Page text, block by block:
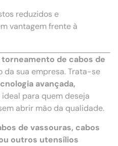
reduzidos e
vantagem frente à
torneamento de cabos de
da sua empresa. Trata-se
avançada,
ideal para quem deseja
abrir mão da qualidade.
de vassouras, cabos
outros utensílios